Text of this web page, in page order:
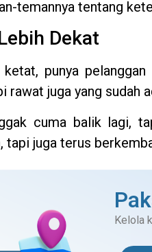
temannya tentang
Dekat
punya
rawat juga yang sudah
cuma balik lagi,
tapi juga terus
Kelola